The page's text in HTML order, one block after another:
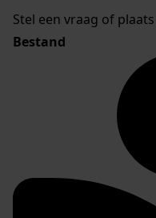
Stel een vraag of
Bestand